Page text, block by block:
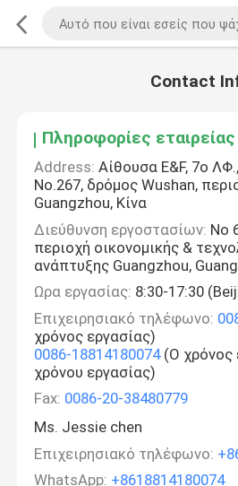
Contact
Πληροφορίες εταιρείας
Address: Αίθουσα E&F, 7ο
No.267, δρόμος Wushan,
Guangzhou, Κίνα
Διεύθυνση εργοστασίων: Νο
περιοχή οικονομικής &
ανάπτυξης Guangzhou,
Ωρα εργασίας: 8:30-17:30
Επιχειρησιακό τηλέφωνο:
χρόνος εργασίας)
0086-18814180074(Ο χρόνος
χρόνου εργασίας)
Fax: 0086-20-38480779
Ms. Jessie chen
Επιχειρησιακό τηλέφωνο:
WhatsApp: +8618814180074